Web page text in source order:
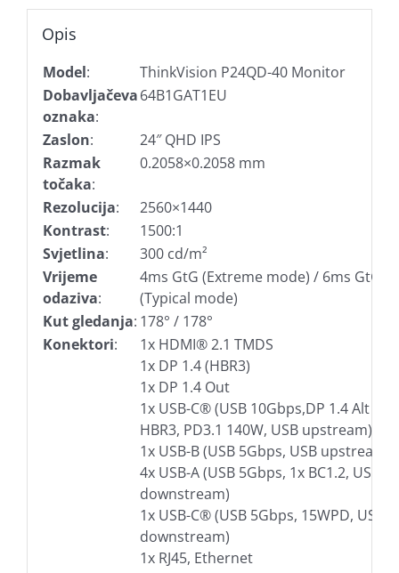
Opis
Model:
ThinkVision P24QD-40 Monitor
Dobavljačeva
oznaka:
64B1GAT1EU
Zaslon:
24″ QHD IPS
Razmak
točaka:
0.2058×0.2058 mm
Rezolucija:
2560×1440
Kontrast:
1500:1
Svjetlina:
300 cd/m²
Vrijeme
odaziva:
4ms GtG (Extreme mode) / 6ms GtG
(Typical mode)
Kut gledanja: 178° / 178°
Konektori:
1x HDMI® 2.1 TMDS
1x DP 1.4 (HBR3)
1x DP 1.4 Out
1x USB-C® (USB 10Gbps,DP 1.4 Alt
HBR3, PD3.1 140W, USB upstream)
1x USB-B (USB 5Gbps, USB upstream)
4x USB-A (USB 5Gbps, 1x BC1.2, USB
downstream)
1x USB-C® (USB 5Gbps, 15WPD, USB
downstream)
1x RJ45, Ethernet